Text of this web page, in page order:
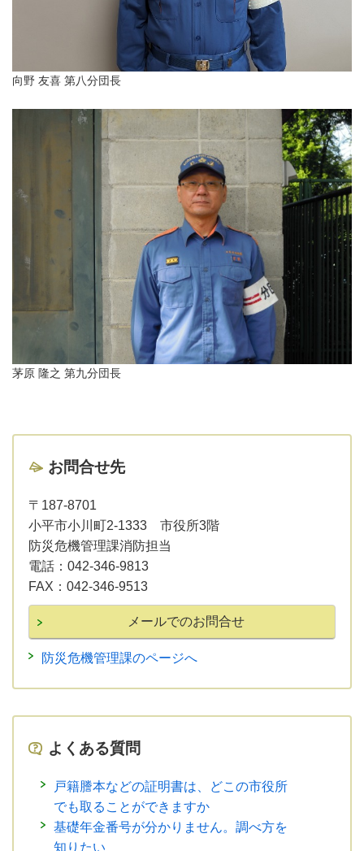
向野 友喜 第八分団長
茅原 隆之 第九分団長
お問合せ先
〒187-8701
小平市小川町2-1333 市役所3階
防災危機管理課消防担当
電話： 042-346-9813
FAX： 042-346-9513
防災危機管理課のページへ
よくある質問
戸籍謄本などの証明書は、どこの市役所
でも取ることができますか
基礎年金番号が分かりません。調べ方を
知りたい